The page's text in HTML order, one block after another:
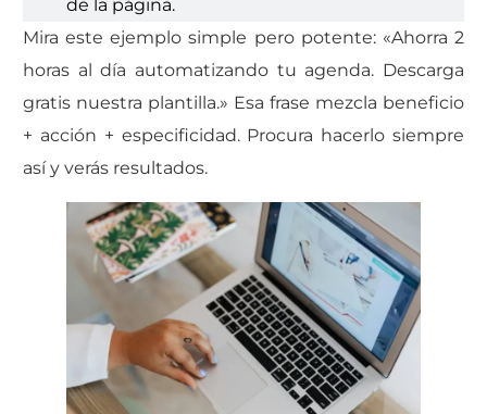
de la página.
Mira este ejemplo simple pero potente: «Ahorra 2
horas al día automatizando tu agenda. Descarga
gratis nuestra plantilla.» Esa frase mezcla beneficio
+ acción + especificidad. Procura hacerlo siempre
así y verás resultados.